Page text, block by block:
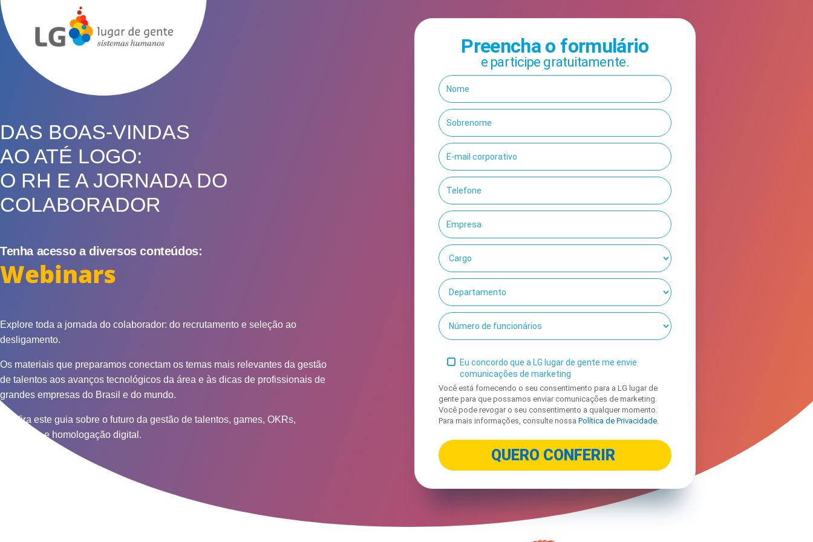
DAS BOAS-VINDAS
AO ATÉ LOGO:
O RH E A JORNADA DO
COLABORADOR
Tenha acesso a diversos conteúdos:
Webinars
Explore toda a jornada do colaborador: do recrutamento e seleção ao
desligamento.
Os materiais que preparamos conectam os temas mais relevantes da gestão
de talentos aos avanços tecnológicos da área e às dicas de profissionais de
grandes empresas do Brasil e do mundo.
Confira este guia sobre o futuro da gestão de talentos, games, OKRs,
admissão e homologação digital.
Preencha o formulário
e participe gratuitamente.
Eu concordo que a LG lugar de gente me envie
comunicações de marketing
Você está fornecendo o seu consentimento para a LG lugar de
gente para que possamos enviar comunicações de marketing.
Você pode revogar o seu consentimento a qualquer momento.
Para mais informações, consulte nossa Política de Privacidade.